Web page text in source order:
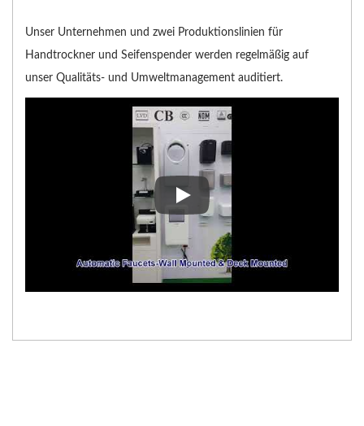
Unser Unternehmen und zwei Produktionslinien für
Handtrockner und Seifenspender werden regelmäßig auf
unser Qualitäts- und Umweltmanagement auditiert.
Unser Unternehmen und